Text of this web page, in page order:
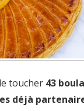
toucher 43
déjà